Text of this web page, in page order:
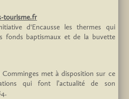
tourisme.fr
d'Encausse les thermes qui
fonds baptismaux et de la buvette
met à disposition sur ce
qui font l’actualité de son